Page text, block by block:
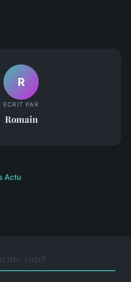
R
ECRIT PAR
Romain
Actu